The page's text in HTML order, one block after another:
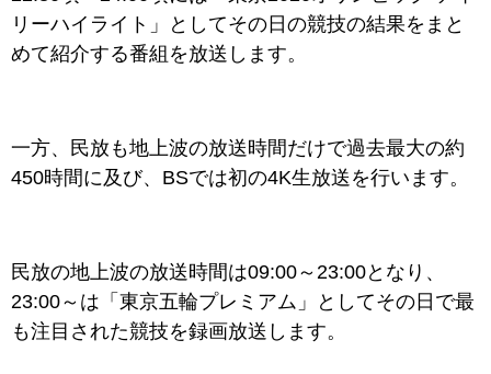
リーハイライト」としてその日の競技の結果をまと
めて紹介する番組を放送します。
一方、民放も地上波の放送時間だけで過去最大の約
450時間に及び、BSでは初の4K生放送を行います。
民放の地上波の放送時間は09:00～23:00となり、
23:00～は「東京五輪プレミアム」としてその日で最
も注目された競技を録画放送します。